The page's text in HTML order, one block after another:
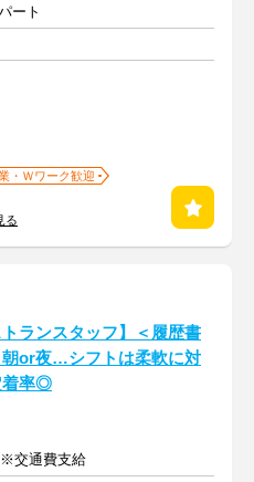
ート
・Ｗワーク歓迎
る
トランスタッフ】＜履歴書
朝or夜…シフトは柔軟に対
率◎
交通費支給